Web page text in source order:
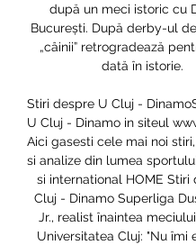
după un meci istoric cu
București. După derby-ul
„câinii” retrogradează
dată în istorie.
Stiri despre U Cluj -
U Cluj - Dinamo in siteul
Aici gasesti cele mai noi
si analize din lumea
si international HOME Stiri
Cluj - Dinamo Superliga
Jr., realist înaintea
Universitatea Cluj: "Nu îmi